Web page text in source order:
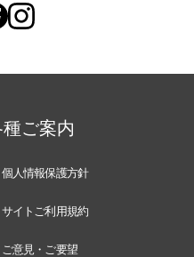
ご案内
個人情報保護方針
サイトご利用規約
ご意見・ご要望